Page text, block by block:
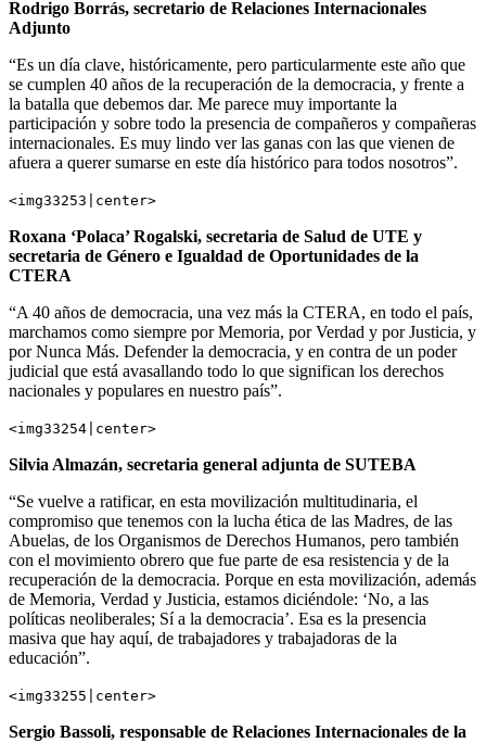
Rodrigo Borrás, secretario de Relaciones Internacionales
Adjunto
“Es un día clave, históricamente, pero particularmente este año que
se cumplen 40 años de la recuperación de la democracia, y frente a
la batalla que debemos dar. Me parece muy importante la
participación y sobre todo la presencia de compañeros y compañeras
internacionales. Es muy lindo ver las ganas con las que vienen de
afuera a querer sumarse en este día histórico para todos nosotros”.
<img33253|center>
Roxana ‘Polaca’ Rogalski, secretaria de Salud de UTE y
secretaria de Género e Igualdad de Oportunidades de la
CTERA
“A 40 años de democracia, una vez más la CTERA, en todo el país,
marchamos como siempre por Memoria, por Verdad y por Justicia, y
por Nunca Más. Defender la democracia, y en contra de un poder
judicial que está avasallando todo lo que significan los derechos
nacionales y populares en nuestro país”.
<img33254|center>
Silvia Almazán, secretaria general adjunta de SUTEBA
“Se vuelve a ratificar, en esta movilización multitudinaria, el
compromiso que tenemos con la lucha ética de las Madres, de las
Abuelas, de los Organismos de Derechos Humanos, pero también
con el movimiento obrero que fue parte de esa resistencia y de la
recuperación de la democracia. Porque en esta movilización, además
de Memoria, Verdad y Justicia, estamos diciéndole: ‘No, a las
políticas neoliberales; Sí a la democracia’. Esa es la presencia
masiva que hay aquí, de trabajadores y trabajadoras de la
educación”.
<img33255|center>
Sergio Bassoli, responsable de Relaciones Internacionales de la